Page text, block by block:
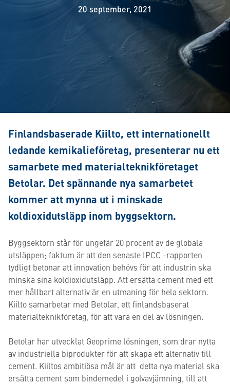
20 september, 2021
Finlandsbaserade Kiilto, ett internationellt
ledande kemikalieföretag, presenterar nu ett
samarbete med materialteknikföretaget
Betolar. Det spännande nya samarbetet
kommer att mynna ut i minskade
koldioxidutsläpp inom byggsektorn.
Byggsektorn står för ungefär 20 procent av de globala
utsläppen; faktum är att den senaste IPCC -rapporten
tydligt betonar att innovation behövs för att industrin ska
minska sina koldioxidutsläpp. Att ersätta cement med ett
mer hållbart alternativ är en utmaning för hela sektorn.
Kiilto samarbetar med Betolar, ett finlandsbaserat
materialteknikföretag, för att vara en del av lösningen.
Betolar har utvecklat Geoprime lösningen, som drar nytta
av industriella biprodukter för att skapa ett alternativ till
cement. Kiiltos ambitiösa mål är att detta nya material ska
ersätta cement som bindemedel i golvavjämning, till att